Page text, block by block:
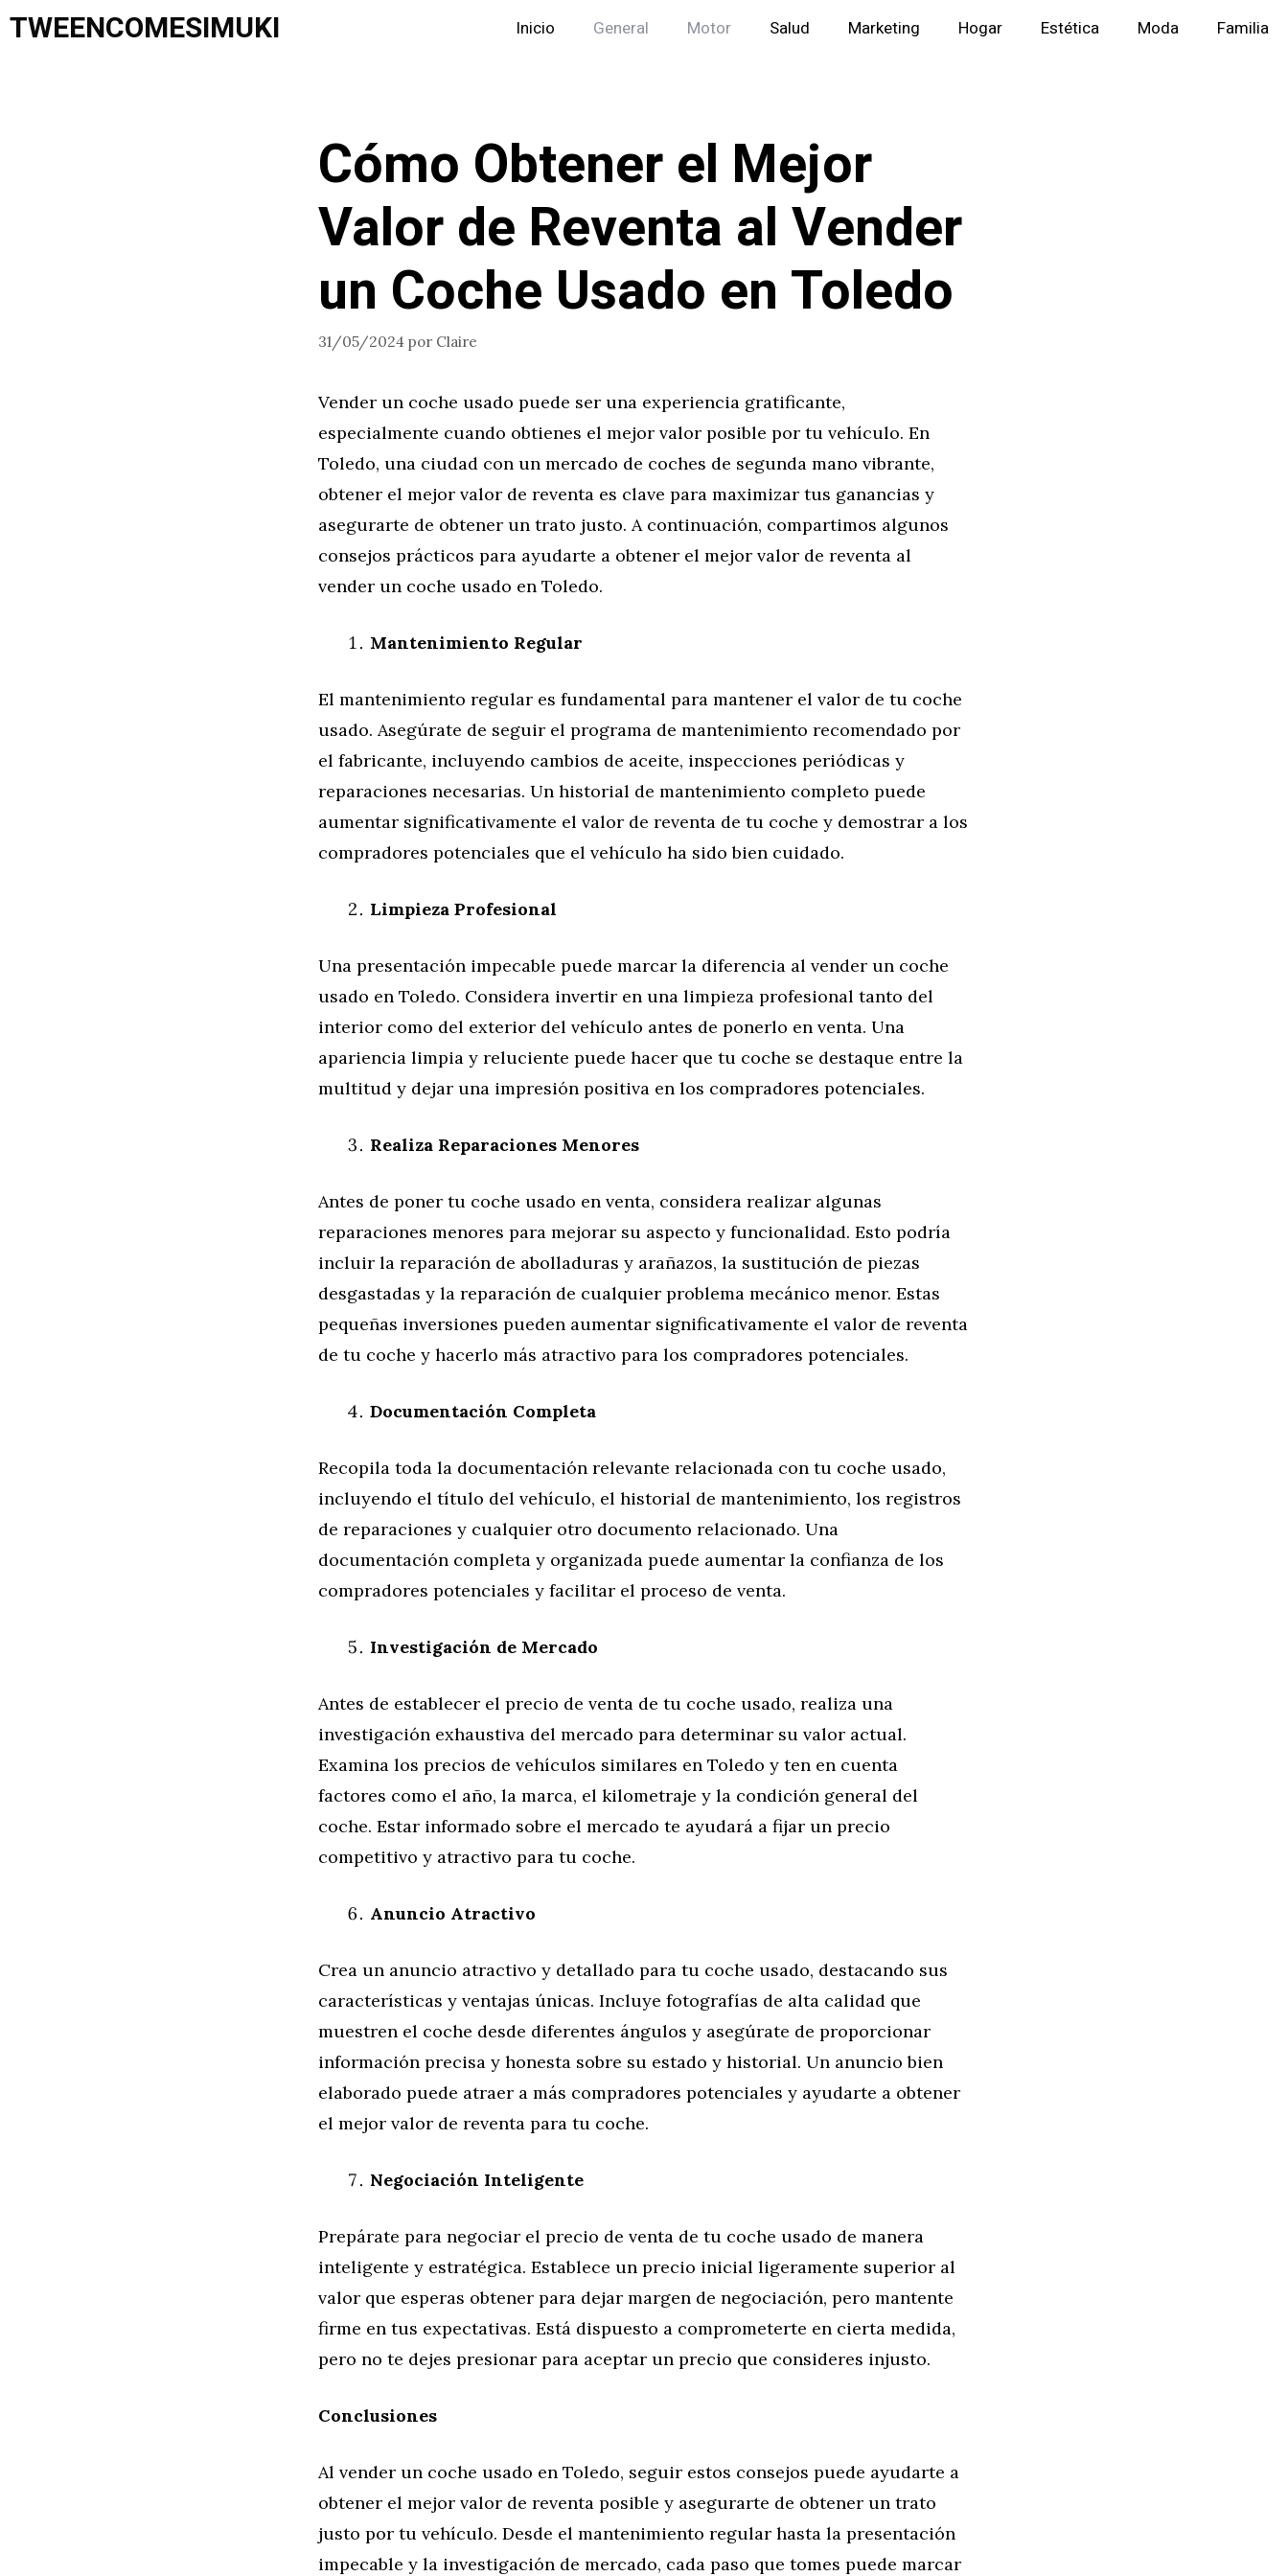
Saltar
TWEENCOMESIMUKI Inicio General Motor Salud Marketing Hogar Estética Moda Familia
Cómo Obtener el Mejor
Valor de Reventa al Vender
un Coche Usado en Toledo
31/05/2024 por Claire
Vender un coche usado puede ser una experiencia gratificante,
especialmente cuando obtienes el mejor valor posible por tu vehículo. En
Toledo, una ciudad con un mercado de coches de segunda mano vibrante,
obtener el mejor valor de reventa es clave para maximizar tus ganancias y
asegurarte de obtener un trato justo. A continuación, compartimos algunos
consejos prácticos para ayudarte a obtener el mejor valor de reventa al
vender un coche usado en Toledo.
Mantenimiento Regular
El mantenimiento regular es fundamental para mantener el valor de tu coche
usado. Asegúrate de seguir el programa de mantenimiento recomendado por
el fabricante, incluyendo cambios de aceite, inspecciones periódicas y
reparaciones necesarias. Un historial de mantenimiento completo puede
aumentar significativamente el valor de reventa de tu coche y demostrar a los
compradores potenciales que el vehículo ha sido bien cuidado.
Limpieza Profesional
Una presentación impecable puede marcar la diferencia al vender un coche
usado en Toledo. Considera invertir en una limpieza profesional tanto del
interior como del exterior del vehículo antes de ponerlo en venta. Una
apariencia limpia y reluciente puede hacer que tu coche se destaque entre la
multitud y dejar una impresión positiva en los compradores potenciales.
Realiza Reparaciones Menores
Antes de poner tu coche usado en venta, considera realizar algunas
reparaciones menores para mejorar su aspecto y funcionalidad. Esto podría
incluir la reparación de abolladuras y arañazos, la sustitución de piezas
desgastadas y la reparación de cualquier problema mecánico menor. Estas
pequeñas inversiones pueden aumentar significativamente el valor de reventa
de tu coche y hacerlo más atractivo para los compradores potenciales.
Documentación Completa
Recopila toda la documentación relevante relacionada con tu coche usado,
incluyendo el título del vehículo, el historial de mantenimiento, los registros
de reparaciones y cualquier otro documento relacionado. Una
documentación completa y organizada puede aumentar la confianza de los
compradores potenciales y facilitar el proceso de venta.
Investigación de Mercado
Antes de establecer el precio de venta de tu coche usado, realiza una
investigación exhaustiva del mercado para determinar su valor actual.
Examina los precios de vehículos similares en Toledo y ten en cuenta
factores como el año, la marca, el kilometraje y la condición general del
coche. Estar informado sobre el mercado te ayudará a fijar un precio
competitivo y atractivo para tu coche.
Anuncio Atractivo
Crea un anuncio atractivo y detallado para tu coche usado, destacando sus
características y ventajas únicas. Incluye fotografías de alta calidad que
muestren el coche desde diferentes ángulos y asegúrate de proporcionar
información precisa y honesta sobre su estado y historial. Un anuncio bien
elaborado puede atraer a más compradores potenciales y ayudarte a obtener
el mejor valor de reventa para tu coche.
Negociación Inteligente
Prepárate para negociar el precio de venta de tu coche usado de manera
inteligente y estratégica. Establece un precio inicial ligeramente superior al
valor que esperas obtener para dejar margen de negociación, pero mantente
firme en tus expectativas. Está dispuesto a comprometerte en cierta medida,
pero no te dejes presionar para aceptar un precio que consideres injusto.
Conclusiones
Al vender un coche usado en Toledo, seguir estos consejos puede ayudarte a
obtener el mejor valor de reventa posible y asegurarte de obtener un trato
justo por tu vehículo. Desde el mantenimiento regular hasta la presentación
impecable y la investigación de mercado, cada paso que tomes puede marcar